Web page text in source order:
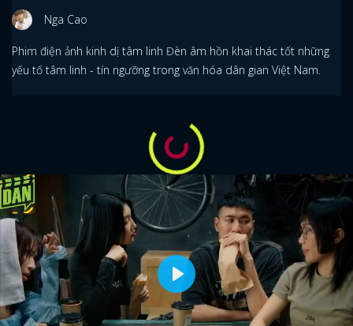
Nga Cao
Phim điện ảnh kinh dị tâm linh Đèn âm hồn khai thác tốt những
yếu tố tâm linh - tín ngưỡng trong văn hóa dân gian Việt Nam.
Play